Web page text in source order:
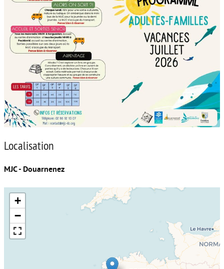
Localisation
MJC - Douarnenez
+
−